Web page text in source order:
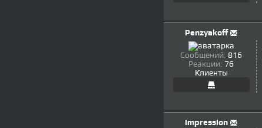
Penzyakoff
Сообщений: 816
Реакции: 76
Клиенты
Impression